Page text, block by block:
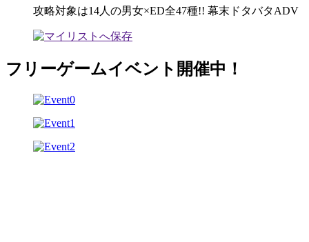
攻略対象は14人の男女×ED全47種!! 幕末ドタバタADV
フリーゲームイベント開催中！